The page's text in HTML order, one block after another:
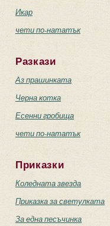
Икар
чети по-нататък
Разкази
Аз прашинката
Черна котка
Есенни гробища
чети по-нататък
Приказки
Коледната звезда
Приказка за светулката
За една песъчинка